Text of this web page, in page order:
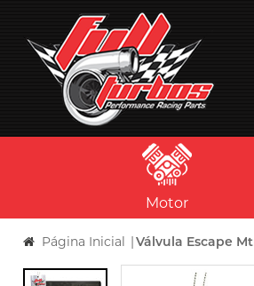
Motor
Página Inicial |Válvula Escape